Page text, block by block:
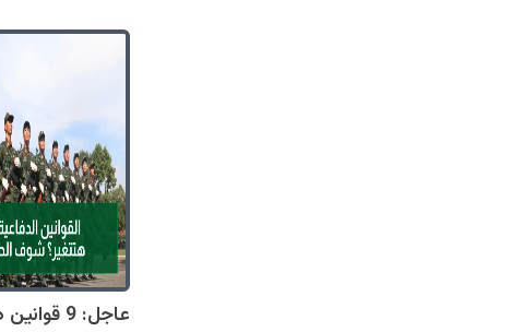
عاجل: 9